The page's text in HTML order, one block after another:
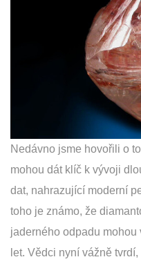
Nedávno jsme hovořili o
mohou dát klíč k vývoji
dat, nahrazující moderní
toho je známo, že
jaderného odpadu
let. Vědci nyní vážně